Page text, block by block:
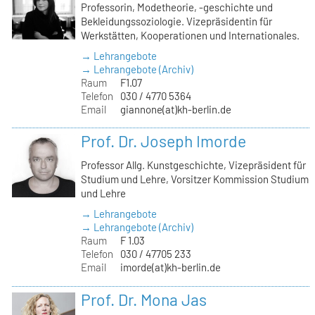
Professorin, Modetheorie, -geschichte und
Bekleidungssoziologie. Vizepräsidentin für
Werkstätten, Kooperationen und Internationales.
→ Lehrangebote
→ Lehrangebote (Archiv)
Raum
F1.07
Telefon
030 / 4770 5364
Email
giannone(at)kh-berlin.de
Prof. Dr. Joseph Imorde
Professor Allg. Kunstgeschichte, Vizepräsident für
Studium und Lehre, Vorsitzer Kommission Studium
und Lehre
→ Lehrangebote
→ Lehrangebote (Archiv)
Raum
F 1.03
Telefon
030 / 47705 233
Email
imorde(at)kh-berlin.de
Prof. Dr. Mona Jas